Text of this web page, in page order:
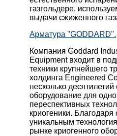
газгольдере,
выдачи сжиженного
Арматура "GODDARD".
Компания Goddard
Equipment входит в
техники крупнейшего
холдинга Engineered
несколько
оборудование для
переспективных
криогеники.
уникальным
рынке криогенного